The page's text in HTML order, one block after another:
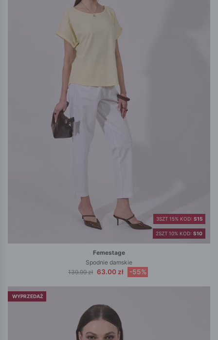
2SZT 10% KOD: S10
3SZT 15% KOD: S15
Femestage
Spodnie damskie
139.99 zł 63.00 zł -55%
WYPRZEDAŻ